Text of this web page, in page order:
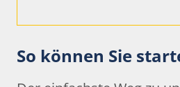
So können Sie